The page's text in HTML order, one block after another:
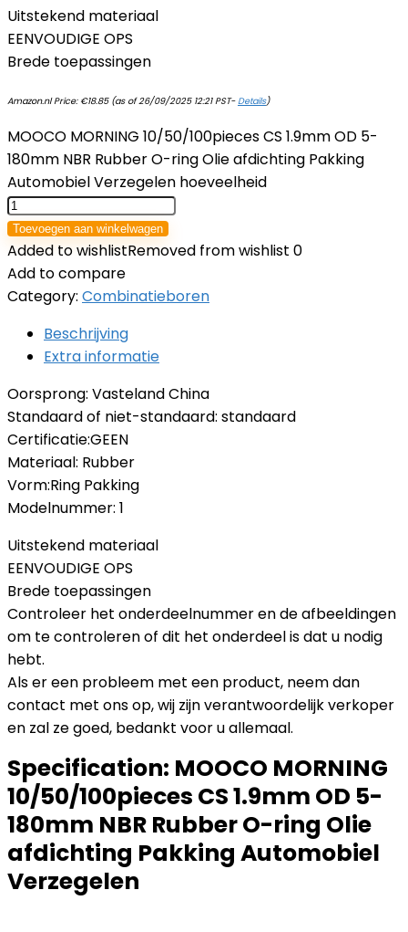
Uitstekend materiaal
EENVOUDIGE OPS
Brede toepassingen
Amazon.nl Price: €18.85(as of 26/09/2025 12:21 PST-Details)
MOOCO MORNING 10/50/100pieces CS 1.9mm OD 5-
180mm NBR Rubber O-ring Olie afdichting Pakking
Automobiel Verzegelen hoeveelheid
Toevoegen aan winkelwagen
Added to wishlistRemoved from wishlist 0
Add to compare
Category: Combinatieboren
Beschrijving
Extra informatie
Oorsprong: Vasteland China
Standaard of niet-standaard: standaard
Certificatie:GEEN
Materiaal: Rubber
Vorm:Ring Pakking
Modelnummer: 1
Uitstekend materiaal
EENVOUDIGE OPS
Brede toepassingen
Controleer het onderdeelnummer en de afbeeldingen
om te controleren of dit het onderdeel is dat u nodig
hebt.
Als er een probleem met een product, neem dan
contact met ons op, wij zijn verantwoordelijk verkoper
en zal ze goed, bedankt voor u allemaal.
Specification: MOOCO MORNING
10/50/100pieces CS 1.9mm OD 5-
180mm NBR Rubber O-ring Olie
afdichting Pakking Automobiel
Verzegelen